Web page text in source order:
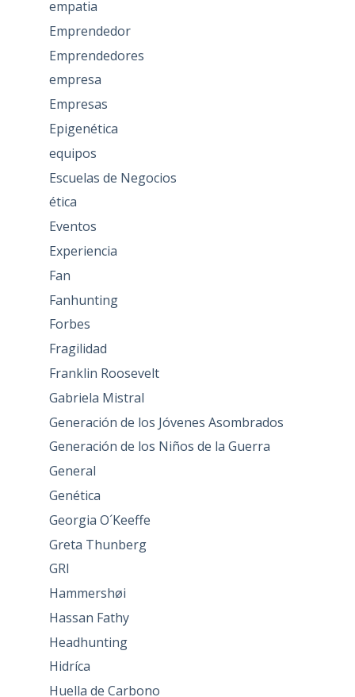
empatia
Emprendedor
Emprendedores
empresa
Empresas
Epigenética
equipos
Escuelas de Negocios
ética
Eventos
Experiencia
Fan
Fanhunting
Forbes
Fragilidad
Franklin Roosevelt
Gabriela Mistral
Generación de los Jóvenes Asombrados
Generación de los Niños de la Guerra
General
Genética
Georgia O´Keeffe
Greta Thunberg
GRI
Hammershøi
Hassan Fathy
Headhunting
Hidríca
Huella de Carbono